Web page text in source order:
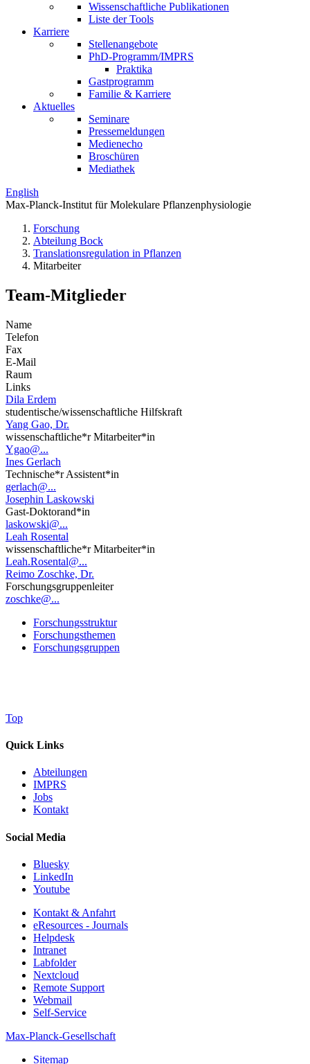
Wissenschaftliche Publikationen
Liste der Tools
Karriere
Stellenangebote
PhD-Programm/IMPRS
Praktika
Gastprogramm
Familie & Karriere
Aktuelles
Seminare
Pressemeldungen
Medienecho
Broschüren
Mediathek
English
Max-Planck-Institut für Molekulare Pflanzenphysiologie
Forschung
Abteilung Bock
Translations­regulation in Pflanzen
Mitarbeiter
Team-Mitglieder
Name
Telefon
Fax
E-Mail
Raum
Links
Dila Erdem
studentische/wissenschaftliche Hilfskraft
Yang Gao, Dr.
wissenschaftliche*r Mitarbeiter*in
Ygao@...
Ines Gerlach
Technische*r Assistent*in
gerlach@...
Josephin Laskowski
Gast-Doktorand*in
laskowski@...
Leah Rosental
wissenschaftliche*r Mitarbeiter*in
Leah.Rosental@...
Reimo Zoschke, Dr.
Forschungsgruppenleiter
zoschke@...
Forschungsstruktur
Forschungsthemen
Forschungsgruppen
Top
Quick Links
Abteilungen
IMPRS
Jobs
Kontakt
Social Media
Bluesky
LinkedIn
Youtube
Kontakt & Anfahrt
eResources - Journals
Helpdesk
Intranet
Labfolder
Nextcloud
Remote Support
Webmail
Self-Service
Max-Planck-Gesellschaft
Sitemap